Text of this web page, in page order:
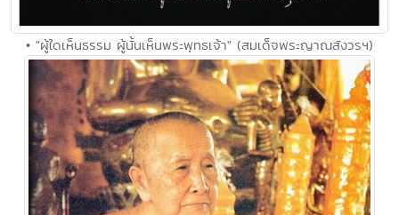
• "ผู้ใดเห็นธรรม ผู้นั้นเห็นพระพุทธเจ้า" (สมเด็จพระญาณสังวรฯ)